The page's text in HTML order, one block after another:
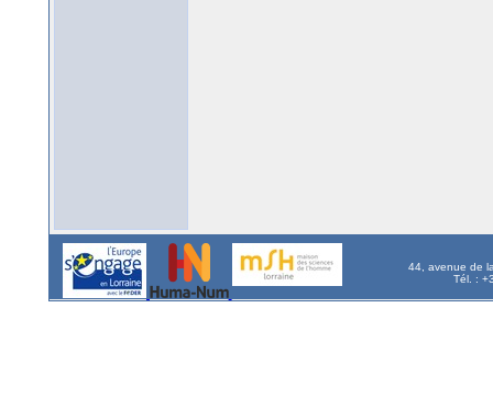
44, avenue de
Tél. :